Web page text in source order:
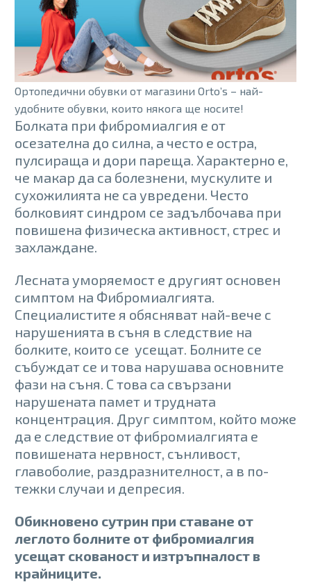
Ортопедични обувки от магазини Orto’s – най-
удобните обувки, които някога ще носите!
Болката при фибромиалгия е от
осезателна до силна, а често е остра,
пулсираща и дори пареща. Характерно е,
че макар да са болезнени, мускулите и
сухожилията не са увредени. Често
болковият синдром се задълбочава при
повишена физическа активност, стрес и
захлаждане.
Лесната уморяемост е другият основен
симптом на Фибромиалгията.
Специалистите я обясняват най-вече с
нарушенията в съня в следствие на
болките, които се усещат. Болните се
събуждат се и това нарушава основните
фази на съня. С това са свързани
нарушената памет и трудната
концентрация. Друг симптом, който може
да е следствие от фибромиалгията е
повишената нервност, сънливост,
главоболие, раздразнителност, а в по-
тежки случаи и депресия.
Обикновено сутрин при ставане от
леглото болните от фибромиалгия
усещат скованост и изтръпналост в
крайниците.